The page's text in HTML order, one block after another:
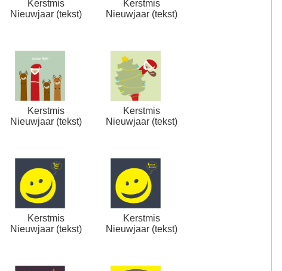
Kerstmis
Nieuwjaar (tekst)
Kerstmis
Nieuwjaar (tekst)
Kerstmis
Nieuwjaar (tekst)
Kerstmis
Nieuwjaar (tekst)
Kerstmis
Nieuwjaar (tekst)
Kerstmis
Nieuwjaar (tekst)